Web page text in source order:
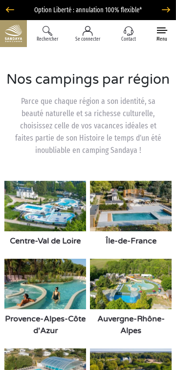
Option Liberté : annulation 100% flexible*
Rechercher Se connecter Contact Menu
Nos campings par région
Parce que chaque région a son identité, sa
beauté naturelle et sa richesse culturelle,
choisissez celle de vos vacances idéales et
faites partie de son Histoire le temps d’un été
inoubliable en camping Sandaya !
Centre-Val de Loire Île-de-France
Provence-Alpes-Côte
d'Azur
Auvergne-Rhône-
Alpes